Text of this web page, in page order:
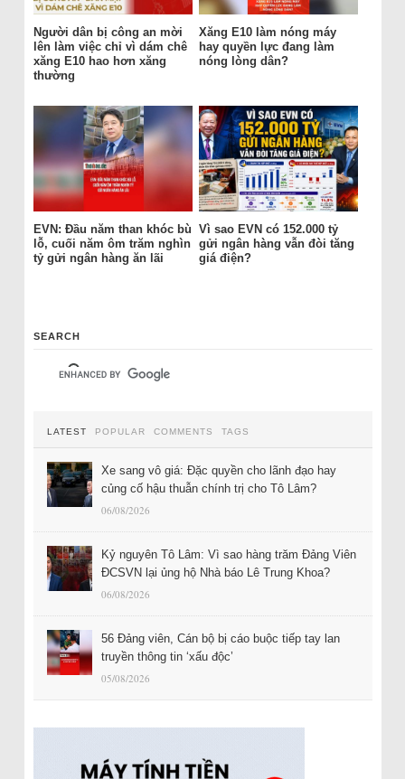
Người dân bị công an mời
lên làm việc chỉ vì dám chê
xăng E10 hao hơn xăng
thường
Xăng E10 làm nóng máy
hay quyền lực đang làm
nóng lòng dân?
EVN: Đầu năm than khóc bù
lỗ, cuối năm ôm trăm nghìn
tỷ gửi ngân hàng ăn lãi
Vì sao EVN có 152.000 tỷ
gửi ngân hàng vẫn đòi tăng
giá điện?
SEARCH
LATEST POPULAR COMMENTS TAGS
Xe sang vô giá: Đặc quyền cho lãnh đạo hay
củng cố hậu thuẫn chính trị cho Tô Lâm?
06/08/2026
Kỷ nguyên Tô Lâm: Vì sao hàng trăm Đảng Viên
ĐCSVN lại ủng hộ Nhà báo Lê Trung Khoa?
06/08/2026
56 Đảng viên, Cán bộ bị cáo buộc tiếp tay lan
truyền thông tin ‘xấu độc’
05/08/2026